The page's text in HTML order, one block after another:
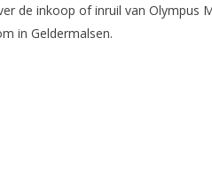
de inkoop of inruil van Olympus
in Geldermalsen.